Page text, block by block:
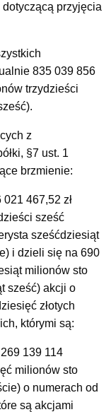
dotyczącą przyjęcia
835 039 856
trzydzieści
z
§7 ust. 1
brzmienie:
021 467,52 zł
sześć
sześćdziesiąt
i dzieli się na 690
milionów sto
sześć) akcji o
złotych
którymi są:
139 114
milionów sto
o numerach od
są akcjami